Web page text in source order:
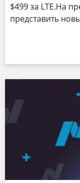
$499 за LTE.На
представить